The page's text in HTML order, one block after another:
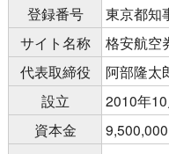
登録番号
東京都知
サイト名称
格安航空
代表取締役
阿部隆太
設立
2010年
資本金